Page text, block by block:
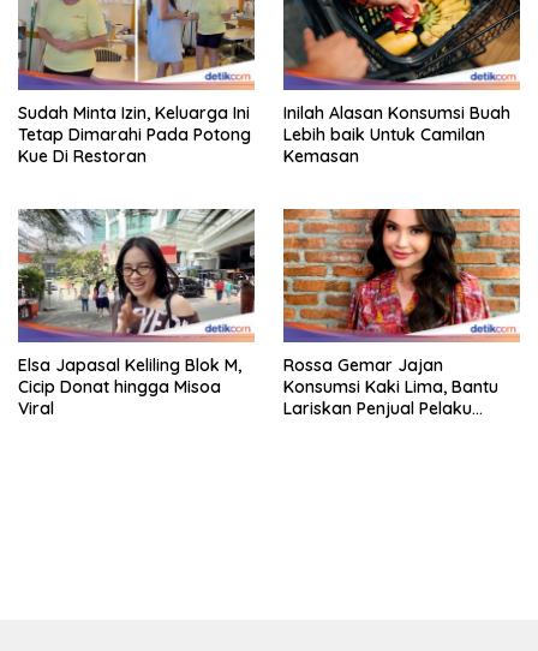
Sudah Minta Izin, Keluarga Ini
Tetap Dimarahi Pada Potong
Kue Di Restoran
Inilah Alasan Konsumsi Buah
Lebih baik Untuk Camilan
Kemasan
Elsa Japasal Keliling Blok M,
Cicip Donat hingga Misoa
Viral
Rossa Gemar Jajan
Konsumsi Kaki Lima, Bantu
Lariskan Penjual Pelaku